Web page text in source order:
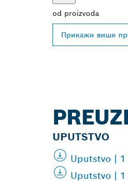
od proizvoda
Прикажи више
UPUTSTVO
Uputstvo | 1
Uputstvo | 1